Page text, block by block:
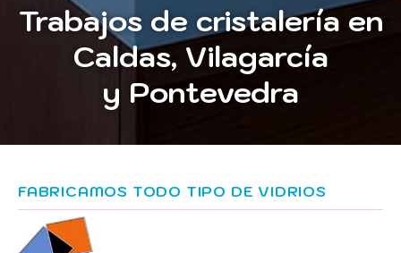
Trabajos de cristalería en
Caldas, Vilagarcía
y Pontevedra
FABRICAMOS TODO TIPO DE VIDRIOS